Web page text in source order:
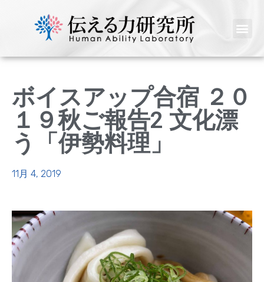
ボイスアップ合宿 ２０
１９秋ご報告2 文化漂
う「伊勢料理」
11月 4, 2019